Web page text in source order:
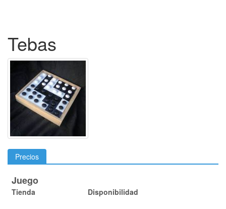
Tebas
Precios
Juego
Tienda Disponibilidad